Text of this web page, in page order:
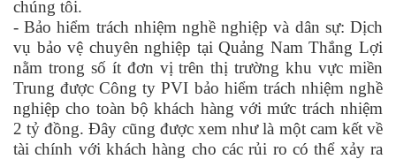
chúng tôi.
- Bảo hiểm trách nhiệm nghề nghiệp và dân sự: Dịch
vụ bảo vệ chuyên nghiệp tại Quảng Nam Thắng Lợi
nằm trong số ít đơn vị trên thị trường khu vực miền
Trung được Công ty PVI bảo hiểm trách nhiệm nghề
nghiệp cho toàn bộ khách hàng với mức trách nhiệm
2 tỷ đồng. Đây cũng được xem như là một cam kết về
tài chính với khách hàng cho các rủi ro có thể xảy ra